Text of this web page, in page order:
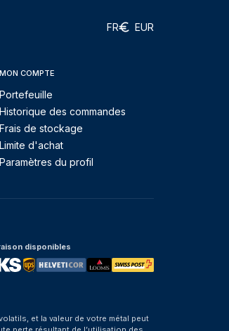
FR EUR
MON COMPTE
Portefeuille
Historique des commandes
Frais de stockage
Limite d'achat
Paramètres du profil
disponibles
et la valeur de votre métal peut